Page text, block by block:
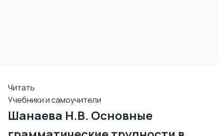
Читать
Учебники и самоучители
Шанаева Н.В. Основные